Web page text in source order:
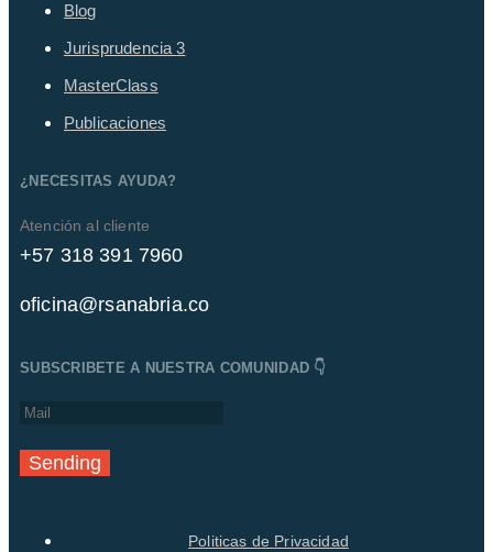
Blog
Jurisprudencia3
MasterClass
Publicaciones
¿NECESITAS AYUDA?
Atención al cliente
+57 318 391 7960
oficina@rsanabria.co
SUBSCRIBETE A NUESTRA COMUNIDAD 👇
Sending
Politicas de Privacidad